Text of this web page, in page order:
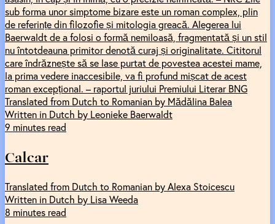
sub forma unor simptome bizare este un roman complex, plin
de referințe din filozofie și mitologia greacă. Alegerea lui
Baerwaldt de a folosi o formă nemiloasă, fragmentată și un stil
nu întotdeauna primitor denotă curaj și originalitate. Cititorul
care îndrăznește să se lase purtat de povestea acestei mame,
la prima vedere inaccesibile, va fi profund mișcat de acest
roman excepțional. – raportul juriului Premiului Literar BNG
Translated from Dutch to Romanian by Mădălina Balea
Written in Dutch by Leonieke Baerwaldt
9 minutes read
Calcar
Translated from Dutch to Romanian by Alexa Stoicescu
Written in Dutch by Lisa Weeda
8 minutes read